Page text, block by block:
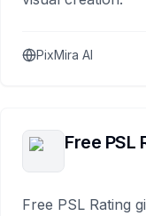
PixMira AI
Free PSL
Free PSL Rating